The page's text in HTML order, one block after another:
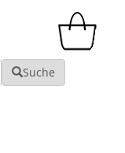
Suche